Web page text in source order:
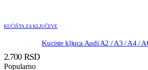
KUĆIŠTA ZA KLJUČEVE
Kuciste kljuca Audi A2 / A3 / A4 /
2.700 RSD
Popularno